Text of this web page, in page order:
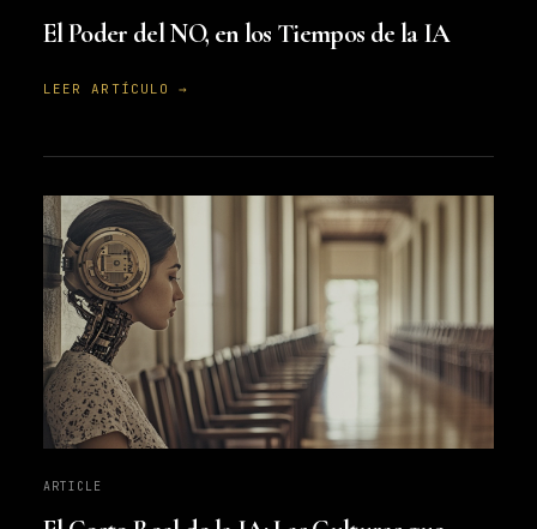
El Poder del NO, en los Tiempos de la IA
LEER ARTÍCULO →
ARTICLE